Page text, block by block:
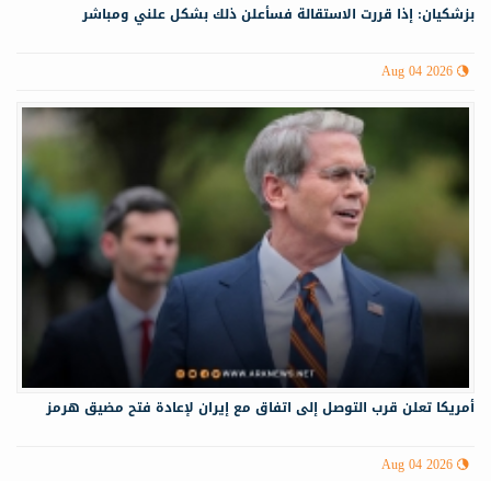
بزشكيان: إذا قررت الاستقالة فسأعلن ذلك بشكل علني ومباشر
Aug 04 2026
أمريكا تعلن قرب التوصل إلى اتفاق مع إيران لإعادة فتح مضيق هرمز
Aug 04 2026